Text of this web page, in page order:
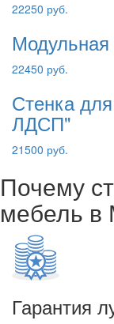
22250 руб.
Модульная
22450 руб.
Стенка
ЛДСП"
21500 руб.
Почему
мебель
Гарантия